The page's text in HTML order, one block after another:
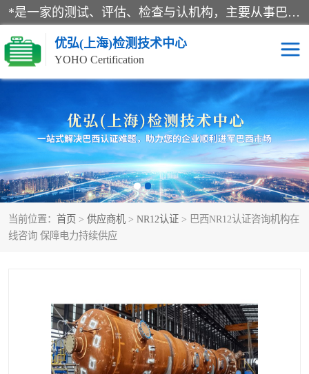
*是一家的测试、评估、检查与认机构，主要从事巴西NR10认证、NR12认证、NR13认证；ANATEL认证、INMTRO认证，欧盟CE认证：MD认证，PED认证，MID认证，ATEX认证，德国蓝色天使认证。
优弘(上海)检测技术中心
YOHO Certification
当前位置： 首页 > 供应商机 > NR12认证 > 巴西NR12认证咨询机构在
线咨询 保障电力持续供应
RECYCLASS认证 NR10认证
NR12认证 NR13认证
ART认证 巴西NR认证
巴西认证 RETIE认证